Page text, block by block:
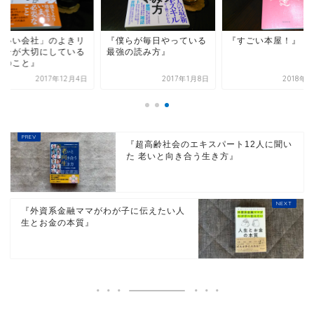
いい会社」のよきリ
ーが大切にしている
こと』
2017年12月4日
『僕らが毎日やっている
最強の読み方』
2017年1月8日
『すごい本屋！』
2018年5
『超高齢社会のエキスパート12人に聞い
た 老いと向き合う生き方』
『外資系金融ママがわが子に伝えたい人
生とお金の本質』